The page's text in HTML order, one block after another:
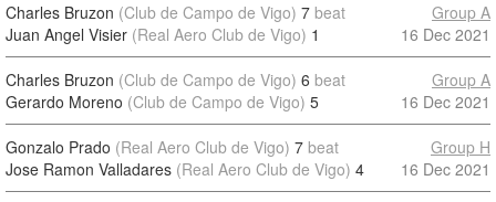
Charles Bruzon (Club de Campo de Vigo) 7 beat
Juan Angel Visier (Real Aero Club de Vigo) 1
Group A
16 Dec 2021
Charles Bruzon (Club de Campo de Vigo) 6 beat
Gerardo Moreno (Club de Campo de Vigo) 5
Group A
16 Dec 2021
Gonzalo Prado (Real Aero Club de Vigo) 7 beat
Jose Ramon Valladares (Real Aero Club de Vigo) 4
Group H
16 Dec 2021